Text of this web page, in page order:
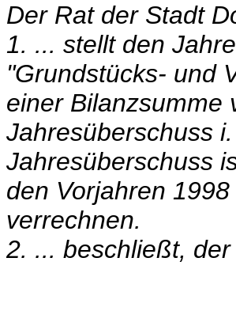
Der Rat der Stadt
1. ... stellt den
"Grundstücks- und
einer Bilanzsumme
Jahresüberschuss
Jahresüberschuss
den Vorjahren
verrechnen.
2. ... beschließt,